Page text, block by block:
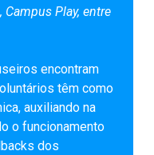
Campus Play, entre
encontram
têm como
auxiliando na
o funcionamento
dos